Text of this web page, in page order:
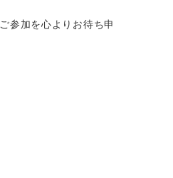
参加を心よりお待ち申